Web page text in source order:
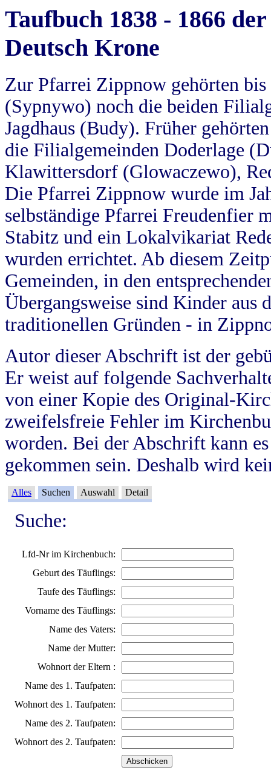
Taufbuch 1838 - 1866
Deutsch Krone
Zur Pfarrei Zippnow gehörten
(Sypnywo) noch die beiden
Jagdhaus (Budy). Früher
die Filialgemeinden Doderlage
Klawittersdorf (Glowaczewo),
Die Pfarrei Zippnow wurde im
selbständige Pfarrei Freudenfier
Stabitz und ein Lokalvikariat
wurden errichtet. Ab diesem
Gemeinden, in den
Übergangsweise sind Kinder aus
traditionellen Gründen - in
Autor dieser Abschrift ist der
Er weist auf folgende
von einer Kopie des Original-
zweifelsfreie Fehler im
worden. Bei der Abschrift kann
gekommen sein. Deshalb wird
Alles Suchen Auswahl Detail
Suche:
Lfd-Nr im Kirchenbuch:
Geburt des Täuflings:
Taufe des Täuflings:
Vorname des Täuflings:
Name des Vaters:
Name der Mutter:
Wohnort der Eltern :
Name des 1. Taufpaten:
Wohnort des 1. Taufpaten:
Name des 2. Taufpaten:
Wohnort des 2. Taufpaten: